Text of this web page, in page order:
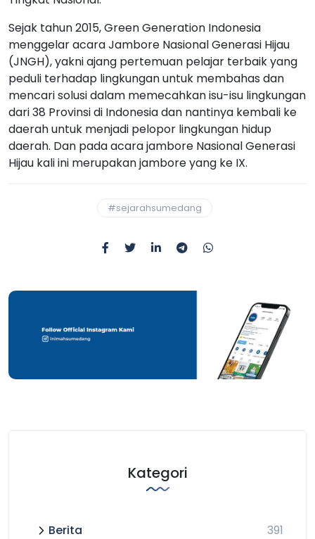
Sejak tahun 2015, Green Generation Indonesia
menggelar acara Jambore Nasional Generasi Hijau
(JNGH), yakni ajang pertemuan pelajar terbaik yang
peduli terhadap lingkungan untuk membahas dan
mencari solusi dalam memecahkan isu-isu lingkungan
dari 38 Provinsi di Indonesia dan nantinya kembali ke
daerah untuk menjadi pelopor lingkungan hidup
daerah. Dan pada acara jambore Nasional Generasi
Hijau kali ini merupakan jambore yang ke IX.
#sejarahsumedang
Kategori
Berita 391